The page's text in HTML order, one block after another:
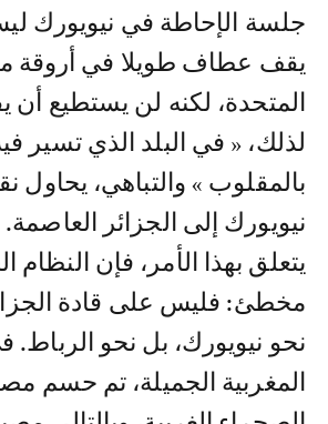
جلسة الإحاطة في نيويورك
يقف عطاف طويلا في أروقة
المتحدة، لكنه لن يستطيع أن
لذلك، « في البلد الذي تسير
بالمقلوب » والتباهي، يحاول
نيويورك إلى الجزائر
يتعلق بهذا الأمر، فإن النظام
مخطئ: فليس على قادة
نحو نيويورك، بل نحو الرباط.
المغربية الجميلة، تم حسم